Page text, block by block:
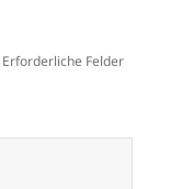
Erforderliche Felder